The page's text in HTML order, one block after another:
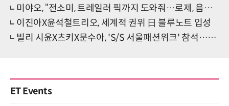
미야오, “전소미, 트레일러 픽까지 도와줘…로제, 음악진심 강조”
이진아X윤석철트리오, 세계적 권위 日 블루노트 입성
빌리 시윤X츠키X문수아, 'S/S 서울패션위크' 참석…'특별 시너지' 기대
ET Events